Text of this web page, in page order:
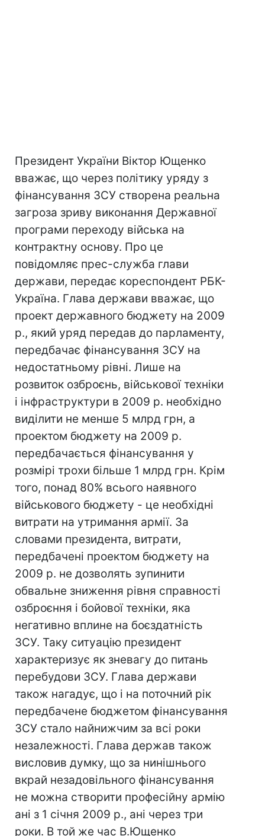
Президент України Віктор Ющенко
вважає, що через політику уряду з
фінансування ЗСУ створена реальна
загроза зриву виконання Державної
програми переходу війська на
контрактну основу. Про це
повідомляє прес-служба глави
держави, передає кореспондент РБК-
Україна. Глава держави вважає, що
проект державного бюджету на 2009
р., який уряд передав до парламенту,
передбачає фінансування ЗСУ на
недостатньому рівні. Лише на
розвиток озброєнь, військової техніки
і інфраструктури в 2009 р. необхідно
виділити не менше 5 млрд грн, а
проектом бюджету на 2009 р.
передбачається фінансування у
розмірі трохи більше 1 млрд грн. Крім
того, понад 80% всього наявного
військового бюджету - це необхідні
витрати на утримання армії. За
словами президента, витрати,
передбачені проектом бюджету на
2009 р. не дозволять зупинити
обвальне зниження рівня справності
озброєння і бойової техніки, яка
негативно вплине на боєздатність
ЗСУ. Таку ситуацію президент
характеризує як зневагу до питань
перебудови ЗСУ. Глава держави
також нагадує, що і на поточний рік
передбачене бюджетом фінансування
ЗСУ стало найнижчим за всі роки
незалежності. Глава держав також
висловив думку, що за нинішнього
вкрай незадовільного фінансування
не можна створити професійну армію
ані з 1 січня 2009 р., ані через три
роки. В той же час В.Ющенко